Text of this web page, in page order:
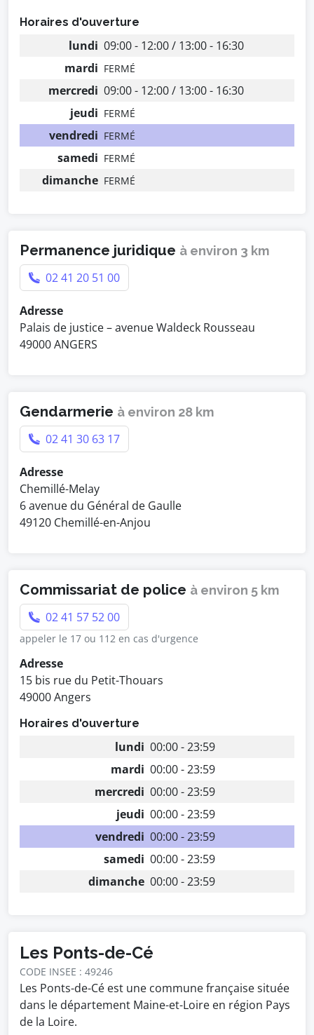
Horaires d'ouverture
lundi 09:00 - 12:00 / 13:00 - 16:30
mardi FERMÉ
mercredi 09:00 - 12:00 / 13:00 - 16:30
jeudi FERMÉ
vendredi FERMÉ
samedi FERMÉ
dimanche FERMÉ
Permanence juridique à environ 3 km
02 41 20 51 00
Adresse
Palais de justice – avenue Waldeck Rousseau
49000 ANGERS
Gendarmerie à environ 28 km
02 41 30 63 17
Adresse
Chemillé-Melay
6 avenue du Général de Gaulle
49120 Chemillé-en-Anjou
Commissariat de police à environ 5 km
02 41 57 52 00
appeler le 17 ou 112 en cas d'urgence
Adresse
15 bis rue du Petit-Thouars
49000 Angers
Horaires d'ouverture
lundi 00:00 - 23:59
mardi 00:00 - 23:59
mercredi 00:00 - 23:59
jeudi 00:00 - 23:59
vendredi 00:00 - 23:59
samedi 00:00 - 23:59
dimanche 00:00 - 23:59
Les Ponts-de-Cé
CODE INSEE : 49246
Les Ponts-de-Cé est une commune française située
dans le département Maine-et-Loire en région Pays
de la Loire.